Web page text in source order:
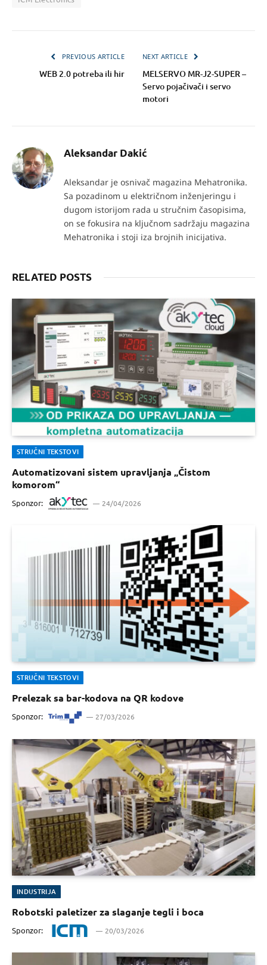
PREVIOUS ARTICLE
WEB 2.0 potreba ili hir
NEXT ARTICLE
MELSERVO MR-J2-SUPER –
Servo pojačivači i servo
motori
Aleksandar Dakić
Aleksandar je osnivač magazina Mehatronika.
Sa pozadinom u električnom inženjeringu i
dugom istorijom rada u stručnim časopisima,
on se fokusira na ključnom sadržaju magazina
Mehatronika i stoji iza brojnih inicijativa.
RELATED POSTS
STRUČNI TEKSTOVI
Automatizovani sistem upravljanja „Čistom
komorom“
Sponzor: 24/04/2026
STRUČNI TEKSTOVI
Prelezak sa bar-kodova na QR kodove
Sponzor: 27/03/2026
INDUSTRIJA
Robotski paletizer za slaganje tegli i boca
Sponzor: 20/03/2026